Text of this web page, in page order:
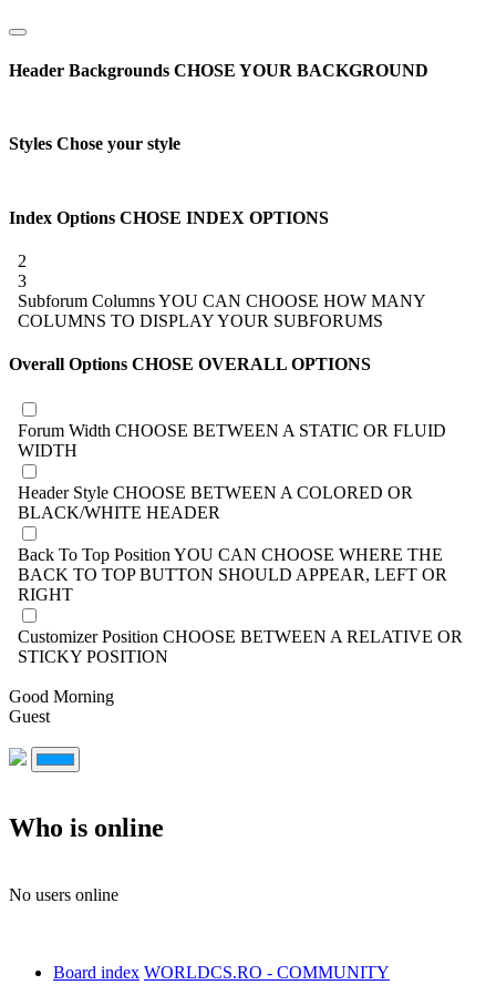
Header Backgrounds CHOSE YOUR BACKGROUND
Styles Chose your style
Index Options CHOSE INDEX OPTIONS
2
3
Subforum ColumnsYOU CAN CHOOSE HOW MANY
COLUMNS TO DISPLAY YOUR SUBFORUMS
Overall Options CHOSE OVERALL OPTIONS
Forum Width CHOOSE BETWEEN A STATIC OR FLUID
WIDTH
Header Style CHOOSE BETWEEN A COLORED OR
BLACK/WHITE HEADER
Back To Top Position YOU CAN CHOOSE WHERE THE
BACK TO TOP BUTTON SHOULD APPEAR, LEFT OR
RIGHT
Customizer Position CHOOSE BETWEEN A RELATIVE OR
STICKY POSITION
Good Morning
Guest
Who is online
No users online
Board index WORLDCS.RO - COMMUNITY